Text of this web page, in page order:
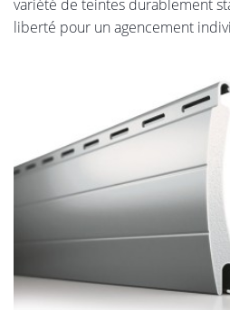
variété de teintes durablement
liberté pour un agencement